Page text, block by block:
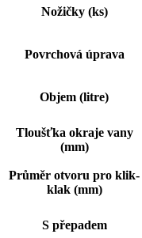
Nožičky (ks)
Povrchová úprava
Objem (litre)
Tloušťka okraje vany
(mm)
Průměr otvoru pro klik-
klak (mm)
S přepadem